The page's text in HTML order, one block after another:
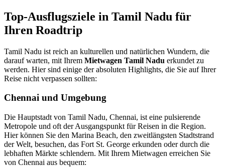
Top-Ausflugsziele in Tamil Nadu für
Ihren Roadtrip
Tamil Nadu ist reich an kulturellen und natürlichen Wundern, die
darauf warten, mit Ihrem Mietwagen Tamil Nadu erkundet zu
werden. Hier sind einige der absoluten Highlights, die Sie auf Ihrer
Reise nicht verpassen sollten:
Chennai und Umgebung
Die Hauptstadt von Tamil Nadu, Chennai, ist eine pulsierende
Metropole und oft der Ausgangspunkt für Reisen in die Region.
Hier können Sie den Marina Beach, den zweitlängsten Stadtstrand
der Welt, besuchen, das Fort St. George erkunden oder durch die
lebhaften Märkte schlendern. Mit Ihrem Mietwagen erreichen Sie
von Chennai aus bequem: